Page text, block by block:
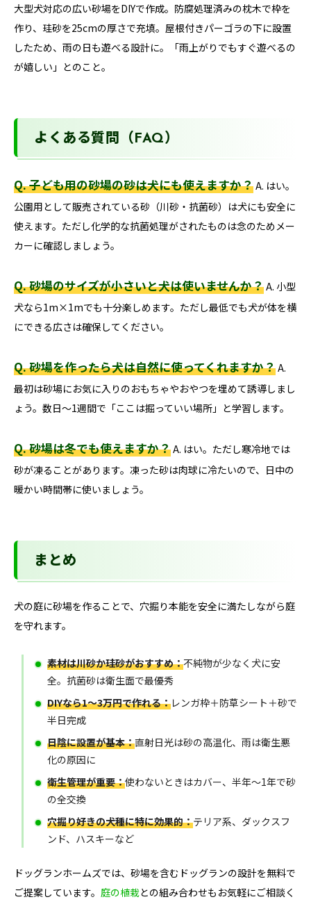
大型犬対応の広い砂場をDIYで作成。防腐処理済みの枕木で枠を
作り、珪砂を25cmの厚さで充填。屋根付きパーゴラの下に設置
したため、雨の日も遊べる設計に。「雨上がりでもすぐ遊べるの
が嬉しい」とのこと。
よくある質問（FAQ）
Q. 子ども用の砂場の砂は犬にも使えますか？A. はい。
公園用として販売されている砂（川砂・抗菌砂）は犬にも安全に
使えます。ただし化学的な抗菌処理がされたものは念のためメー
カーに確認しましょう。
Q. 砂場のサイズが小さいと犬は使いませんか？A. 小型
犬なら1m×1mでも十分楽しめます。ただし最低でも犬が体を横
にできる広さは確保してください。
Q. 砂場を作ったら犬は自然に使ってくれますか？A.
最初は砂場にお気に入りのおもちゃやおやつを埋めて誘導しまし
ょう。数日〜1週間で「ここは掘っていい場所」と学習します。
Q. 砂場は冬でも使えますか？A. はい。ただし寒冷地では
砂が凍ることがあります。凍った砂は肉球に冷たいので、日中の
暖かい時間帯に使いましょう。
まとめ
犬の庭に砂場を作ることで、穴掘り本能を安全に満たしながら庭
を守れます。
素材は川砂か珪砂がおすすめ：不純物が少なく犬に安
全。抗菌砂は衛生面で最優秀
DIYなら1〜3万円で作れる：レンガ枠＋防草シート＋砂で
半日完成
日陰に設置が基本：直射日光は砂の高温化、雨は衛生悪
化の原因に
衛生管理が重要：使わないときはカバー、半年〜1年で砂
の全交換
穴掘り好きの犬種に特に効果的：テリア系、ダックスフ
ンド、ハスキーなど
ドッグランホームズでは、砂場を含むドッグランの設計を無料で
ご提案しています。 庭の植栽との組み合わせもお気軽にご相談く